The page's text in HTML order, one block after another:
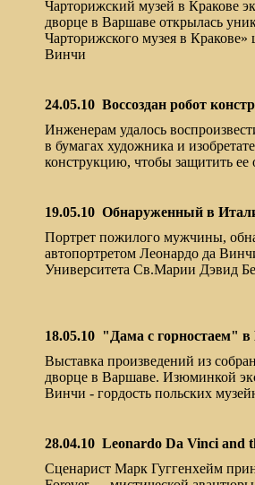
Чарторижский музей в Кракове
дворце в Варшаве открылась
Чарторижского музея в
Винчи
24.05.10 Воссоздан робот
Инженерам удалось
в бумагах художника и
конструкцию, чтобы защитить ее
19.05.10 Обнаруженный в
Портрет пожилого мужчины,
автопортретом Леонардо да
Университета Св.Марии Дэвид
18.05.10 "Дама с горностаем"
Выставка произведений из
дворце в Варшаве. Изюминкой
Винчи - гордость польских
28.04.10 Leonardo Da Vinci and
Сценарист Марк Гуггенхейм